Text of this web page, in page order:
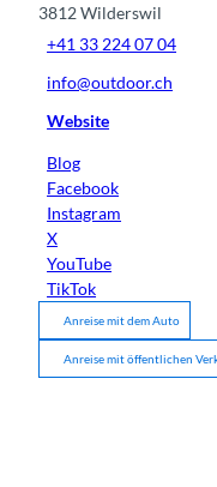
3812Wilderswil
+41 33 224 07 04
info@outdoor.ch
Website
Blog
Facebook
Instagram
X
YouTube
TikTok
Anreise mit dem Auto
Anreise mit öffentlichen